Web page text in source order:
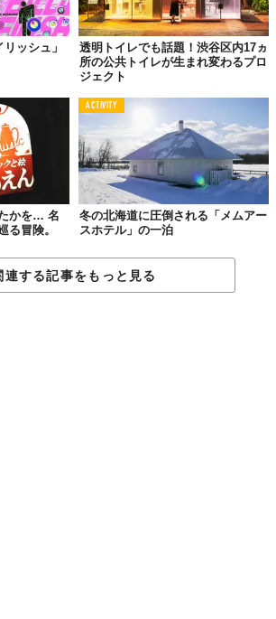
ッシュ」
透明トイレでも話題！渋谷区内17ヵ
所の公共トイレが生まれ変わるプロ
ジェクト
かを… 名
る冒険。
ACTIVITY
冬の北海道に圧倒される「メムアー
スホテル」の一泊
連する記事をもっと見る